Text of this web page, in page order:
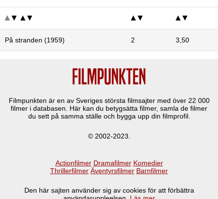
På stranden (1959) 2 3,50
Filmpunkten är en av Sveriges största filmsajter med över 22 000
filmer i databasen. Här kan du betygsätta filmer, samla de filmer
du sett på samma ställe och bygga upp din filmprofil.
© 2002-2023.
Actionfilmer Dramafilmer Komedier
Thrillerfilmer Äventyrsfilmer Barnfilmer
Den här sajten använder sig av cookies för att förbättra